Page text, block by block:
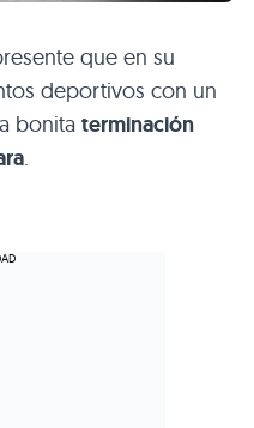
que en su
deportivos con un
bonita terminación
.